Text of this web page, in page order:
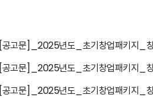
[공고문]_2025년도_초기창업패키지_
[공고문]_2025년도_초기창업패키지_
[공고문]_2025년도_초기창업패키지_